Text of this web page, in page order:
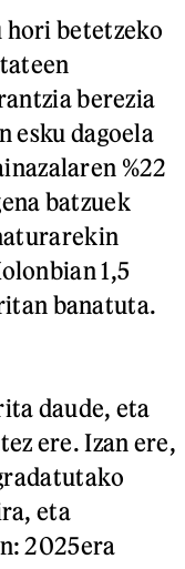
hori betetzeko
berezia
esku dagoela
%22
batzuek
1,5
banatuta.
daude, eta
ere. Izan ere,
eta
2025era